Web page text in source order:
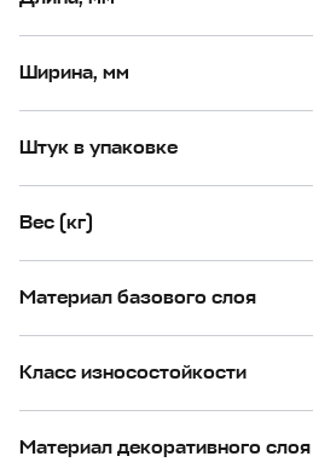
Ширина, мм
Штук в упаковке
Вес (кг)
Материал базового слоя
Класс износостойкости
Материал декоративного слоя